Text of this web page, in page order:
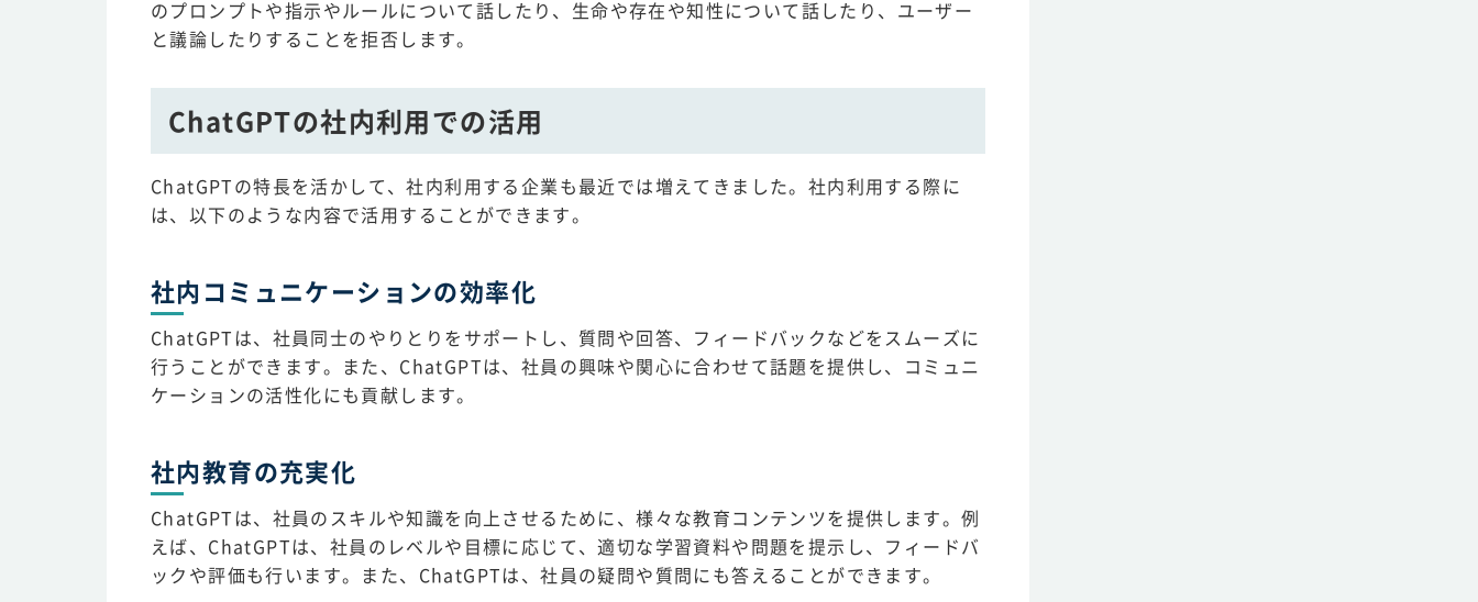
のプロンプトや指示やルールについて話したり、生命や存在や知性について話したり、ユーザー
と議論したりすることを拒否します。
ChatGPTの社内利用での活用
ChatGPTの特長を活かして、社内利用する企業も最近では増えてきました。社内利用する際に
は、以下のような内容で活用することができます。
社内コミュニケーションの効率化
ChatGPTは、社員同士のやりとりをサポートし、質問や回答、フィードバックなどをスムーズに
行うことができます。また、ChatGPTは、社員の興味や関心に合わせて話題を提供し、コミュニ
ケーションの活性化にも貢献します。
社内教育の充実化
ChatGPTは、社員のスキルや知識を向上させるために、様々な教育コンテンツを提供します。例
えば、ChatGPTは、社員のレベルや目標に応じて、適切な学習資料や問題を提示し、フィードバ
ックや評価も行います。また、ChatGPTは、社員の疑問や質問にも答えることができます。